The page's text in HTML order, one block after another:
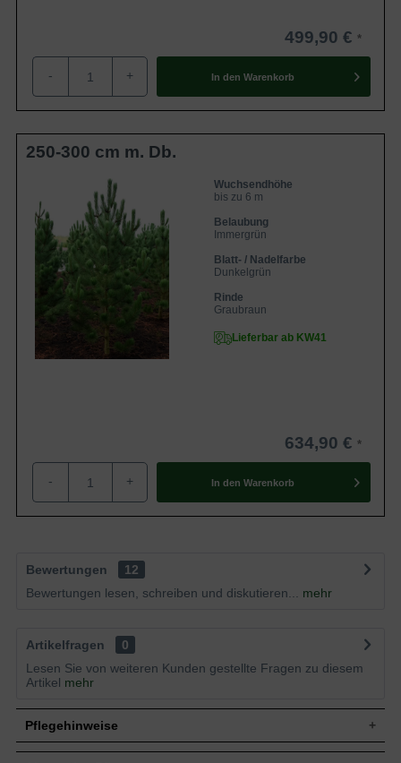
499,90 €
- + In den Warenkorb
250-300 cm m. Db.
Wuchsendhöhe
bis zu 6 m
Belaubung
Immergrün
Blatt- / Nadelfarbe
Dunkelgrün
Rinde
Graubraun
Lieferbar ab KW41
634,90 €
- + In den Warenkorb
Bewertungen
12
Bewertungen lesen, schreiben und diskutieren...
mehr
Artikelfragen
0
Lesen Sie von weiteren Kunden gestellte Fragen zu diesem
Artikel mehr
Pflegehinweise